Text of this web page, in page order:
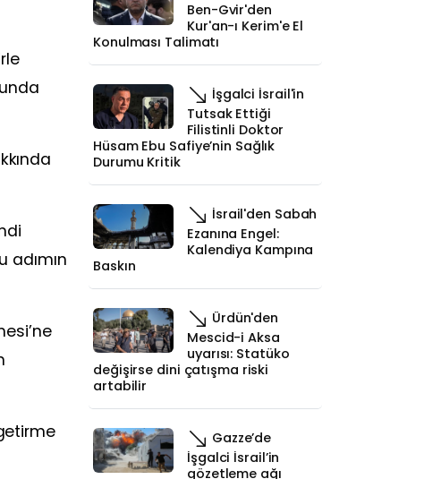
adımın
Ben-Gvir'den
Kur'an-ı Kerim'e El
Konulması Talimatı
İşgalci İsrail'in
Tutsak Ettiği
Filistinli Doktor
Hüsam Ebu Safiye’nin Sağlık
Durumu Kritik
İsrail'den Sabah
Ezanına Engel:
Kalendiya Kampına
Baskın
Ürdün'den
Mescid-i Aksa
uyarısı: Statüko
değişirse dini çatışma riski
artabilir
Gazze’de
İşgalci İsrail’in
gözetleme ağı